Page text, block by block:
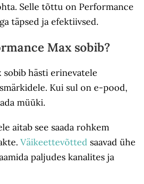
Selle tõttu on Performance
täpsed ja efektiivsed.
Max sobib?
hästi erinevatele
Kui sul on e-pood,
müüki.
aitab see saada rohkem
Väikeettevõtted saavad ühe
paljudes kanalites ja